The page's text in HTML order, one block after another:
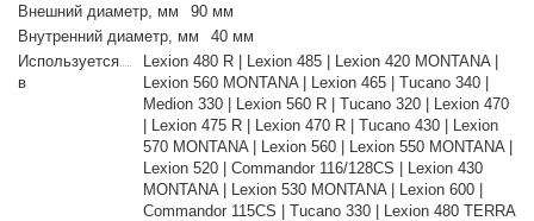
Внешний диаметр, мм
90 мм
Внутренний диаметр, мм
40 мм
Используется
в
Lexion 480 R | Lexion 485 | Lexion 420 MONTANA |
Lexion 560 MONTANA | Lexion 465 | Tucano 340 |
Medion 330 | Lexion 560 R | Tucano 320 | Lexion 470
| Lexion 475 R | Lexion 470 R | Tucano 430 | Lexion
570 MONTANA | Lexion 560 | Lexion 550 MONTANA |
Lexion 520 | Commandor 116/128CS | Lexion 430
MONTANA | Lexion 530 MONTANA | Lexion 600 |
Commandor 115CS | Tucano 330 | Lexion 480 TERRA